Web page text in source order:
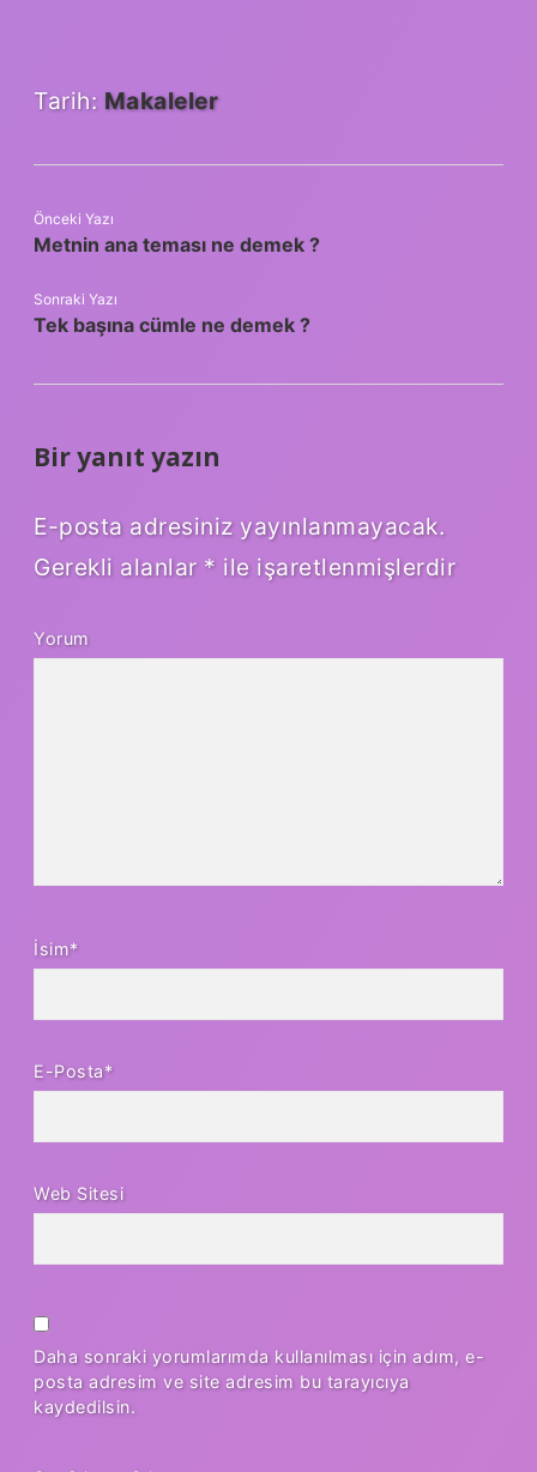
Tarih: Makaleler
Önceki Yazı
Metnin ana teması ne demek ?
Sonraki Yazı
Tek başına cümle ne demek ?
Bir yanıt yazın
E-posta adresiniz yayınlanmayacak.
Gerekli alanlar * ile işaretlenmişlerdir
Yorum
İsim*
E-Posta*
Web Sitesi
Daha sonraki yorumlarımda kullanılması için adım, e-
posta adresim ve site adresim bu tarayıcıya
kaydedilsin.